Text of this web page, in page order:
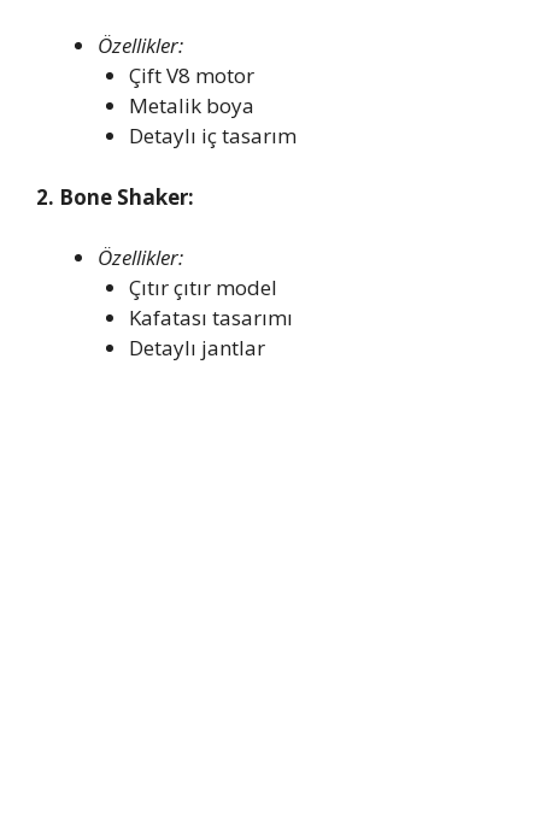
Özellikler:
Çift V8 motor
Metalik boya
Detaylı iç tasarım
2. Bone Shaker:
Özellikler:
Çıtır çıtır model
Kafatası tasarımı
Detaylı jantlar